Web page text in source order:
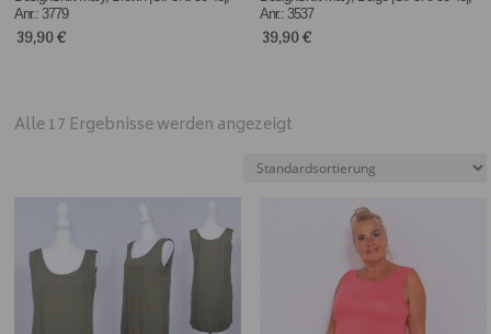
Anr.: 3779
39,90€
Anr.: 3537
39,90€
Alle 17 Ergebnisse werden angezeigt